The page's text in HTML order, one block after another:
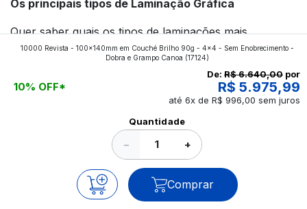
Os principais tipos de Laminação Gráfica
Quer saber quais os tipos de laminações mais
aplicados nos impressos da gráfica FuturaIM? Então,
continue a leitura que vamos revelar para você!
10000 Revista - 100x140mm em Couché Brilho 90g - 4x4 - Sem Enobrecimento -
Dobra e Grampo Canoa (17124)
10% OFF*
De: R$ 6.640,00 por
R$ 5.975,99
até 6x de R$ 996,00 sem juros
Quantidade
− +
Comprar